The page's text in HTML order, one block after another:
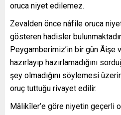
oruca niyet edilemez.
Zevalden önce nâfile oruca
gösteren hadisler
Peygamberimiz’in bir gün
hazırlayıp hazırlamadığını
şey olmadığını söylemesi
oruç tuttuğu rivayet edilir.
Mâlikîler’e göre niyetin geçerli